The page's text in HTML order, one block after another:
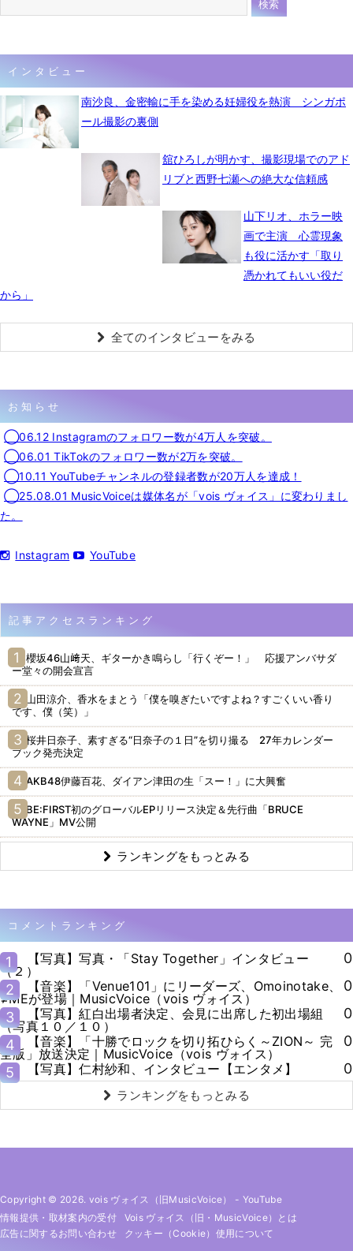
インタビュー
南沙良、金密輸に手を染める妊婦役を熱演 シンガポ
ール撮影の裏側
舘ひろしが明かす、撮影現場でのアド
リブと西野七瀬への絶大な信頼感
山下リオ、ホラー映
画で主演 心霊現象
も役に活かす「取り
憑かれてもいい役だ
から」
全てのインタビューをみる
お知らせ
◯06.12 Instagramのフォロワー数が4万人を突破。
◯06.01 TikTokのフォロワー数が2万を突破。
◯10.11 YouTubeチャンネルの登録者数が20万人を達成！
◯25.08.01 MusicVoiceは媒体名が「vois ヴォイス」に変わりまし
た。
Instagram YouTube
記事アクセスランキング
櫻坂46山﨑天、ギターかき鳴らし「行くぞー！」 応援アンバサダ
ー堂々の開会宣言
山田涼介、香水をまとう「僕を嗅ぎたいですよね？すごくいい香り
です、僕（笑）」
桜井日奈子、素すぎる“日奈子の１日”を切り撮る 27年カレンダー
ブック発売決定
AKB48伊藤百花、ダイアン津田の生「スー！」に大興奮
BE:FIRST初のグローバルEPリリース決定＆先行曲「BRUCE
WAYNE」MV公開
ランキングをもっとみる
コメントランキング
1
【写真】写真・「Stay Together」インタビュー
（２）
0
2
【音楽】「Venue101」にリーダーズ、Omoinotake、
≠MEが登場｜MusicVoice（vois ヴォイス）
0
3
【写真】紅白出場者決定、会見に出席した初出場組
（写真１０／１０）
0
4
【音楽】「十勝でロックを切り拓ひらく～ZION～ 完
全版」放送決定｜MusicVoice（vois ヴォイス）
0
5
【写真】仁村紗和、インタビュー【エンタメ】 0
ランキングをもっとみる
Copyright © 2026. vois ヴォイス（旧MusicVoice） - YouTube
情報提供・取材案内の受付
Vois ヴォイス（旧・MusicVoice）とは
広告に関するお問い合わせ
クッキー（cookie）使用について